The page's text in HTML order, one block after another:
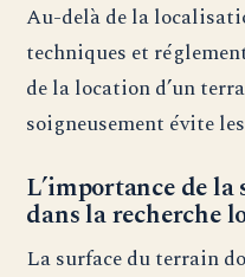
Au-delà de la
techniques et
de la location d’un
soigneusement évite
L’importance de
dans la recherche
La surface du terrain